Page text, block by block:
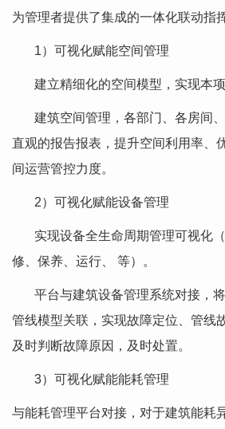
为管理者提供了集成的一体化联动指
1）可视化赋能空间管理
建立精细化的空间模型，实现本项
建筑空间管理，各部门、各房间、
直观的报告报表，提升空间利用率、
间运营管控力度。
2）可视化赋能设备管理
实现设备全生命周期管理可视化（
修、保养、运行、 等）。
平台与建筑设备管理系统对接，将
管线模型关联，实现故障定位、管线
及时判断故障原因，及时处置。
3）可视化赋能能耗管理
与能耗管理平台对接，对于建筑能耗